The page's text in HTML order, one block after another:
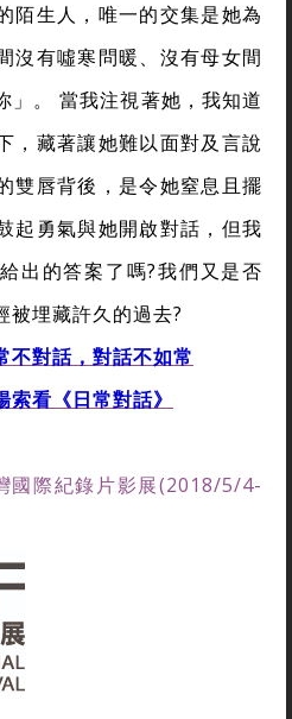
陌生人，唯一的交集是她為
沒有噓寒問暖、沒有母女間
」。 當我注視著她，我知道
，藏著讓她難以面對及言說
雙唇背後，是令她窒息且擺
起勇氣與她開啟對話，但我
出的答案了嗎?我們又是否
被埋藏許久的過去?
不對話，對話不如常
索看《日常對話》
國際紀錄片影展(2018/5/4-